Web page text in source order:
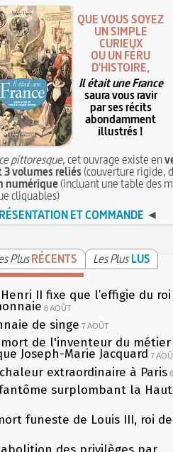
QUE VOUS SOYEZ
UN SIMPLE
CURIEUX
OU UN FÉRU
D'HISTOIRE,
Il était une France
saura vous ravir
par ses récits
abondamment
illustrés !
pittoresque, cet ouvrage existe en
volumes reliés(couverture rigide,
numérique(incluant une table des
cliquables)
ET COMMANDE ◄
PlusRÉCENTS Les Plus LUS
II fixe que l’effigie du
8 AOÛT
de singe 7 AOÛT
mort de l'inventeur du
Joseph-Marie Jacquard 7
extraordinaire à Paris
surplombant la
funeste de Louis III, roi